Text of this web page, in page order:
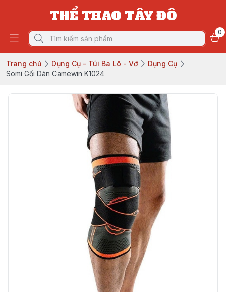
THỂ THAO TÂY ĐÔ
0
Trang chủ Dụng Cụ - Túi Ba Lô - Vớ
Dụng Cụ
Somi Gối Dán Camewin K1024